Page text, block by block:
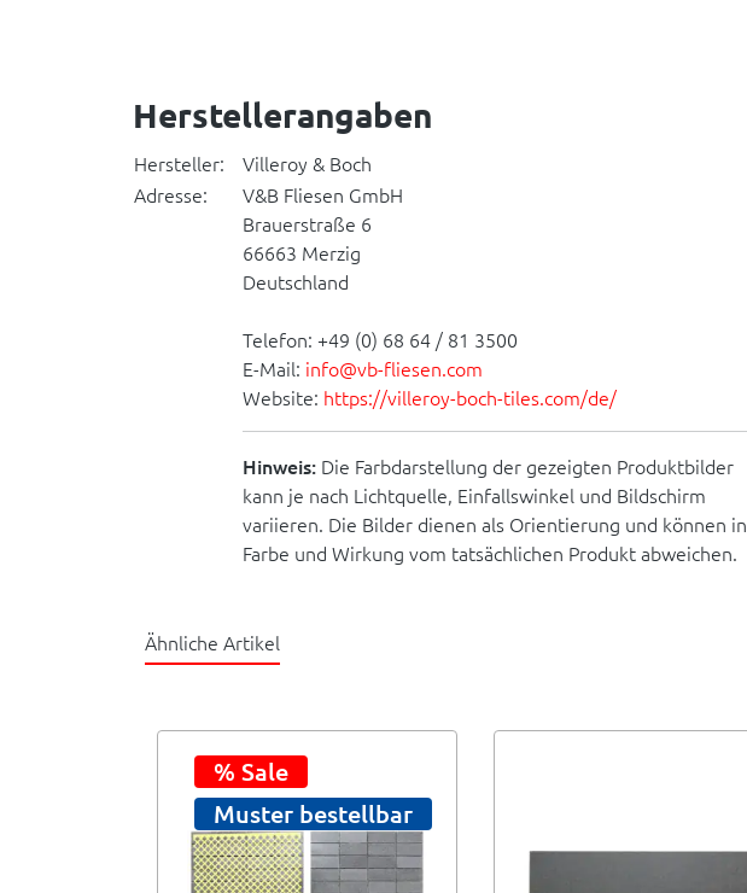
Herstellerangaben
Hersteller:
Villeroy & Boch
Adresse:
V&B Fliesen GmbH
Brauerstraße 6
66663 Merzig
Deutschland
Telefon: +49 (0) 68 64 / 81 3500
E-Mail: info@vb-fliesen.com
Website: https://villeroy-boch-tiles.com/de/
Hinweis: Die Farbdarstellung der gezeigten Produktbilder
kann je nach Lichtquelle, Einfallswinkel und Bildschirm
variieren. Die Bilder dienen als Orientierung und können in
Farbe und Wirkung vom tatsächlichen Produkt abweichen.
Ähnliche Artikel
% Sale
Muster bestellbar